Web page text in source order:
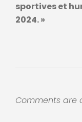
sportives et
2024. »
Comments are